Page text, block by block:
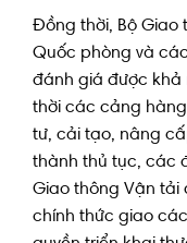
Đồng thời, Bộ Giao
Quốc phòng và
đánh giá được khả
thời các cảng
tư, cải tạo, nâng
thành thủ tục, các
Giao thông Vận tải
chính thức giao